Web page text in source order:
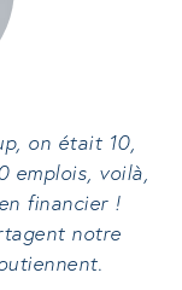
on était 10,
emplois, voilà,
financier !
notre